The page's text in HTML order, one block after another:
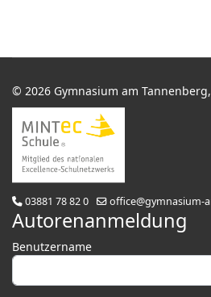
© 2026 Gymnasium am
03881 78 82 0 office@gymnasium-
Autorenanmeldung
Benutzername